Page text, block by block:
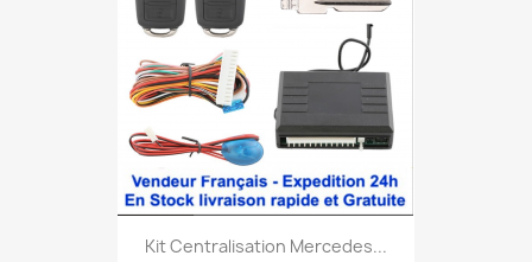
Kit Centralisation Mercedes...